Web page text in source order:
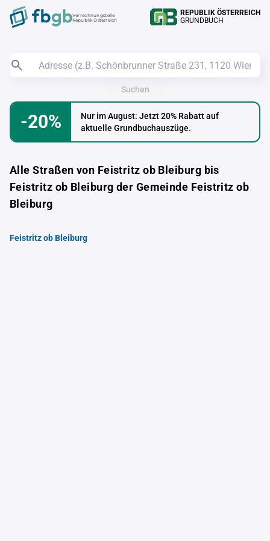
Verrechnungstelle
Republik Österreich
REPUBLIK ÖSTERREICH
GRUNDBUCH
Suchen
-20%
Nur im August: Jetzt 20% Rabatt auf
aktuelle Grundbuchauszüge.
Alle Straßen von Feistritz ob Bleiburg bis
Feistritz ob Bleiburg der Gemeinde Feistritz ob
Bleiburg
Feistritz ob Bleiburg